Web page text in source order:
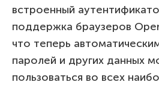
встроенный
поддержка браузеров
что теперь
паролей и других данных
пользоваться во всех